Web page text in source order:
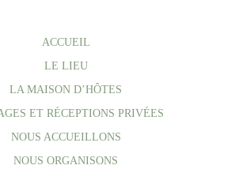
ACCUEIL
LE LIEU
LA MAISON D’HÔTES
ET RÉCEPTIONS PRIVÉES
NOUS ACCUEILLONS
NOUS ORGANISONS